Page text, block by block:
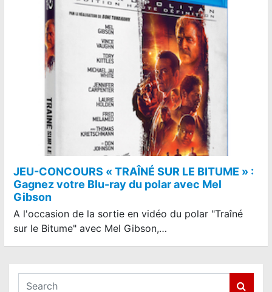
JEU-CONCOURS « TRAÎNÉ SUR LE BITUME » :
Gagnez votre Blu-ray du polar avec Mel
Gibson
A l'occasion de la sortie en vidéo du polar "Traîné
sur le Bitume" avec Mel Gibson,…